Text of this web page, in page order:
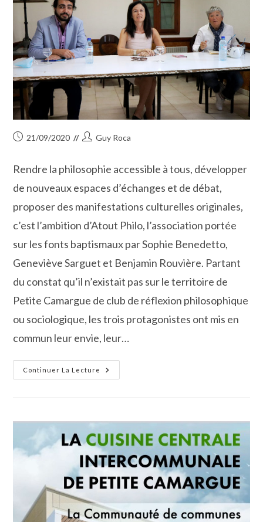
Publication
21/09/2020
Auteur/autrice
publication :
Guy Roca
Rendre la philosophie accessible à tous, développer
de nouveaux espaces d’échanges et de débat,
proposer des manifestations culturelles originales,
c’est l’ambition d’Atout Philo, l’association portée
sur les fonts baptismaux par Sophie Benedetto,
Geneviève Sarguet et Benjamin Rouvière. Partant
du constat qu’il n’existait pas sur le territoire de
Petite Camargue de club de réflexion philosophique
ou sociologique, les trois protagonistes ont mis en
commun leur envie, leur…
Continuer La Lecture
Atout
Philo
Tous
États